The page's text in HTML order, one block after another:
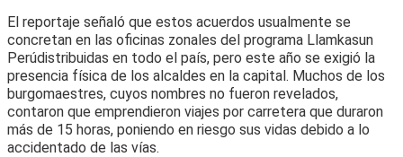
El reportaje señaló que estos acuerdos usualmente se
concretan en las oficinas zonales del programa Llamkasun
Perúdistribuidas en todo el país, pero este año se exigió la
presencia física de los alcaldes en la capital. Muchos de los
burgomaestres, cuyos nombres no fueron revelados,
contaron que emprendieron viajes por carretera que duraron
más de 15 horas, poniendo en riesgo sus vidas debido a lo
accidentado de las vías.